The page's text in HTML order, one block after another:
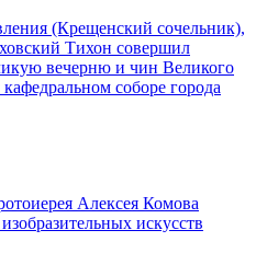
(Крещенский сочельник),
Тихон совершил
вечерню и чин Великого
соборе города